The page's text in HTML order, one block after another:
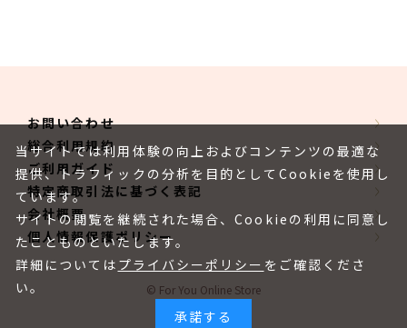
お問い合わせ
総合利用規約
ご利用ガイド
特定商取引法に基づく表記
会社概要
個人情報保護ポリシー
© For You Online Store
当サイトでは利用体験の向上およびコンテンツの最適な
提供、トラフィックの分析を目的としてCookieを使用し
ています。
サイトの閲覧を継続された場合、Cookieの利用に同意し
たことものといたします。
詳細については プライバシーポリシー をご確認くださ
い。
承諾する